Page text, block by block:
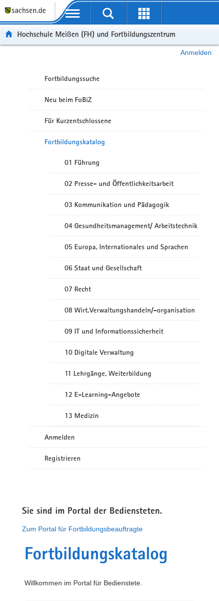
Portalübergreifende Navigation
Hochschule Meißen (FH) und Fortbildungszentrum
Anmelden
Fortbildungssuche
Neu beim FoBiZ
Für Kurzentschlossene
Fortbildungskatalog
01 Führung
02 Presse- und Öffentlichkeitsarbeit
03 Kommunikation und Pädagogik
04 Gesundheitsmanagement/ Arbeitstechnik
05 Europa, Internationales und Sprachen
06 Staat und Gesellschaft
07 Recht
08 Wirt.Verwaltungshandeln/-organisation
09 IT und Informationssicherheit
10 Digitale Verwaltung
11 Lehrgänge, Weiterbildung
12 E-Learning-Angebote
13 Medizin
Anmelden
Registrieren
Sie sind im Portal der Bediensteten.
Zum Portal für Fortbildungsbeauftragte
Fortbildungskatalog
Willkommen im Portal für Bedienstete.